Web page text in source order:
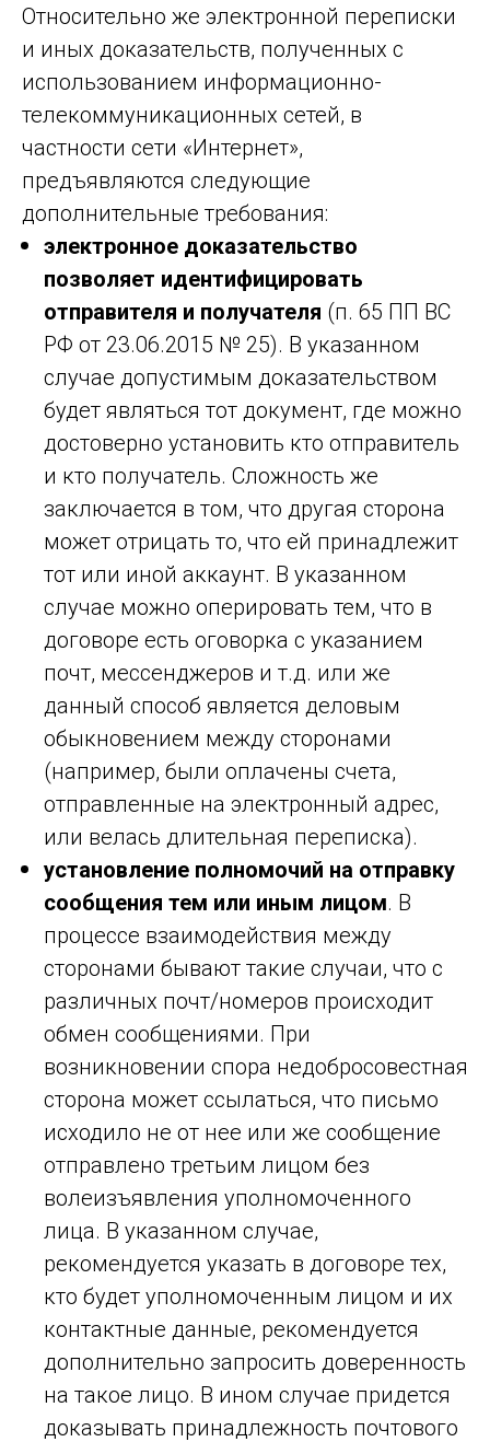
Относительно же электронной переписки
и иных доказательств, полученных с
использованием информационно-
телекоммуникационных сетей, в
частности сети «Интернет»,
предъявляются следующие
дополнительные требования:
электронное доказательство
позволяет идентифицировать
отправителя и получателя (п. 65 ПП ВС
РФ от 23.06.2015 № 25). В указанном
случае допустимым доказательством
будет являться тот документ, где можно
достоверно установить кто отправитель
и кто получатель. Сложность же
заключается в том, что другая сторона
может отрицать то, что ей принадлежит
тот или иной аккаунт. В указанном
случае можно оперировать тем, что в
договоре есть оговорка с указанием
почт, мессенджеров и т.д. или же
данный способ является деловым
обыкновением между сторонами
(например, были оплачены счета,
отправленные на электронный адрес,
или велась длительная переписка).
установление полномочий на отправку
сообщения тем или иным лицом. В
процессе взаимодействия между
сторонами бывают такие случаи, что с
различных почт/номеров происходит
обмен сообщениями. При
возникновении спора недобросовестная
сторона может ссылаться, что письмо
исходило не от нее или же сообщение
отправлено третьим лицом без
волеизъявления уполномоченного
лица. В указанном случае,
рекомендуется указать в договоре тех,
кто будет уполномоченным лицом и их
контактные данные, рекомендуется
дополнительно запросить доверенность
на такое лицо. В ином случае придется
доказывать принадлежность почтового